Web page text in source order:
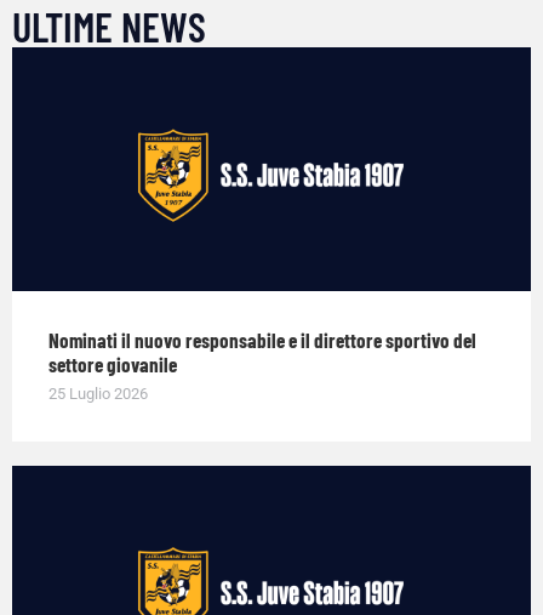
ULTIME NEWS
Nominati il nuovo responsabile e il direttore sportivo del
settore giovanile
25 Luglio 2026